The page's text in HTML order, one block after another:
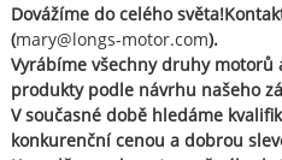
Dovážíme do celého
(mary@longs-motor.com).
Vyrábíme všechny druhy motorů
produkty podle návrhu našeho
V současné době hledáme
konkurenční cenou a dobrou